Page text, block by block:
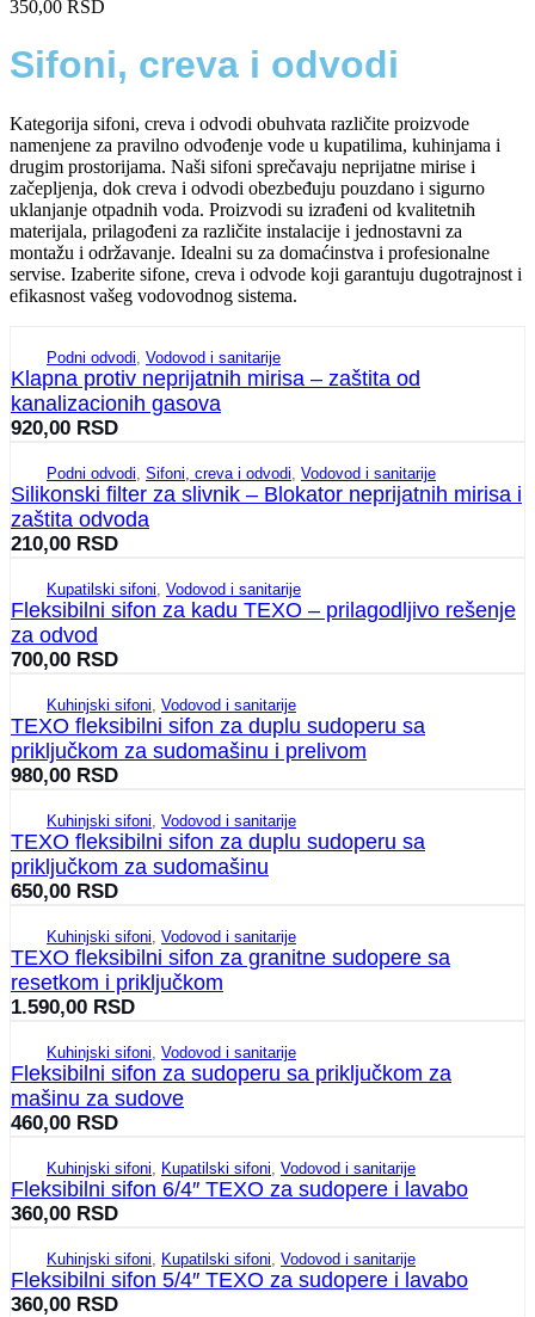
350,00 RSD
Sifoni, creva i odvodi
Kategorija sifoni, creva i odvodi obuhvata različite proizvode
namenjene za pravilno odvođenje vode u kupatilima, kuhinjama i
drugim prostorijama. Naši sifoni sprečavaju neprijatne mirise i
začepljenja, dok creva i odvodi obezbeđuju pouzdano i sigurno
uklanjanje otpadnih voda. Proizvodi su izrađeni od kvalitetnih
materijala, prilagođeni za različite instalacije i jednostavni za
montažu i održavanje. Idealni su za domaćinstva i profesionalne
servise. Izaberite sifone, creva i odvode koji garantuju dugotrajnost i
efikasnost vašeg vodovodnog sistema.
Podni odvodi Vodovod i sanitarije
Klapna protiv neprijatnih mirisa – zaštita od
kanalizacionih gasova
920,00 RSD
Podni odvodi Sifoni, creva i odvodi Vodovod i sanitarije
Silikonski filter za slivnik – Blokator neprijatnih mirisa i
zaštita odvoda
210,00 RSD
Kupatilski sifoni Vodovod i sanitarije
Fleksibilni sifon za kadu TEXO – prilagodljivo rešenje
za odvod
700,00 RSD
Kuhinjski sifoni Vodovod i sanitarije
TEXO fleksibilni sifon za duplu sudoperu sa
priključkom za sudomašinu i prelivom
980,00 RSD
Kuhinjski sifoni Vodovod i sanitarije
TEXO fleksibilni sifon za duplu sudoperu sa
priključkom za sudomašinu
650,00 RSD
Kuhinjski sifoni Vodovod i sanitarije
TEXO fleksibilni sifon za granitne sudopere sa
resetkom i priključkom
1.590,00 RSD
Kuhinjski sifoni Vodovod i sanitarije
Fleksibilni sifon za sudoperu sa priključkom za
mašinu za sudove
460,00 RSD
Kuhinjski sifoni Kupatilski sifoni Vodovod i sanitarije
Fleksibilni sifon 6/4″ TEXO za sudopere i lavabo
360,00 RSD
Kuhinjski sifoni Kupatilski sifoni Vodovod i sanitarije
Fleksibilni sifon 5/4″ TEXO za sudopere i lavabo
360,00 RSD